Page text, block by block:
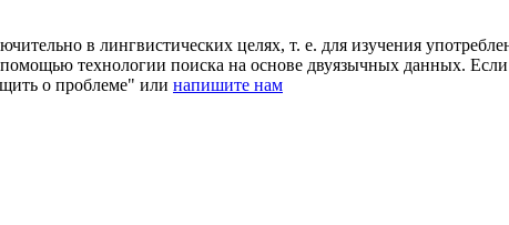
в лингвистических целях, т. е. для изучения
технологии поиска на основе двуязычных данных.
о проблеме" или напишите нам